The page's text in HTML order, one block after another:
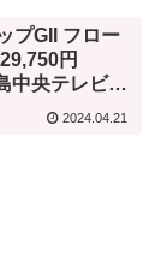
プGII フロー
円
央テレビ杯
2024.04.21